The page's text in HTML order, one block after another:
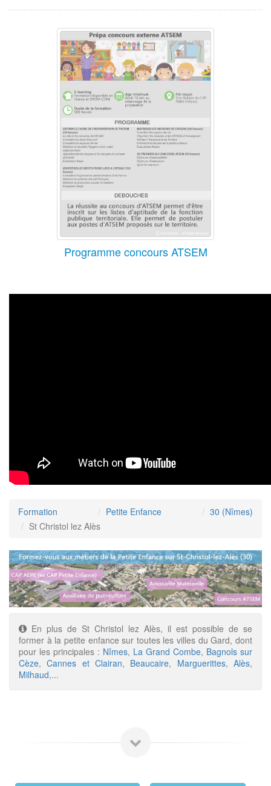
Programme concours ATSEM
Formation Petite Enfance
30 (Nîmes)
St Christol lez Alès
En plus de St Christol lez Alès, il est possible de se
former à la petite enfance sur toutes les villes du Gard, dont
pour les principales : Nîmes, La Grand Combe, Bagnols sur
Cèze,Cannes et Clairan, Beaucaire, Marguerittes,Alès,
Milhaud,...